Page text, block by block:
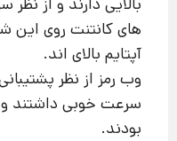
های کانتنت روی این
آپتایم بالای اند.
وب رمز از نظر
سرعت خوبی داشتند و
بودند.